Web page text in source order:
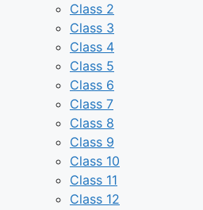
Class 2
Class 3
Class 4
Class 5
Class 6
Class 7
Class 8
Class 9
Class 10
Class 11
Class 12